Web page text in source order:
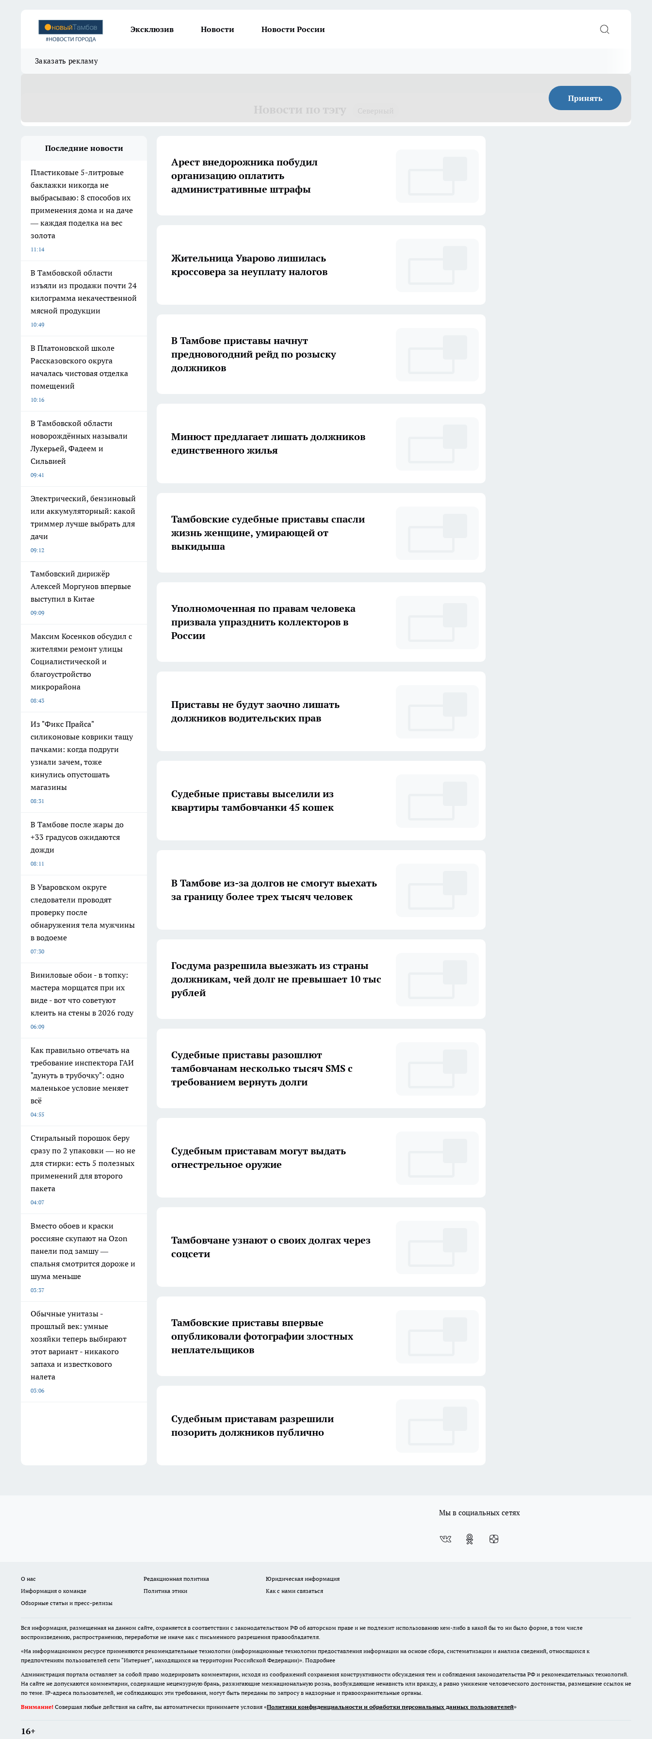
Эксклюзив Новости Новости России
Заказать рекламу
Принять
Последние новости
Пластиковые 5-литровые
баклажки никогда не
выбрасываю: 8 способов их
применения дома и на даче
— каждая поделка на вес
золота
11:14
В Тамбовской области
изъяли из продажи почти 24
килограмма некачественной
мясной продукции
10:49
В Платоновской школе
Рассказовского округа
началась чистовая отделка
помещений
10:16
В Тамбовской области
новорождённых называли
Лукерьей, Фадеем и
Сильвией
09:41
Электрический, бензиновый
или аккумуляторный: какой
триммер лучше выбрать для
дачи
09:12
Тамбовский дирижёр
Алексей Моргунов впервые
выступил в Китае
09:09
Максим Косенков обсудил с
жителями ремонт улицы
Социалистической и
благоустройство
микрорайона
08:43
Из "Фикс Прайса"
силиконовые коврики тащу
пачками: когда подруги
узнали зачем, тоже
кинулись опустошать
магазины
08:31
В Тамбове после жары до
+33 градусов ожидаются
дожди
08:11
В Уваровском округе
следователи проводят
проверку после
обнаружения тела мужчины
в водоеме
07:30
Виниловые обои - в топку:
мастера морщатся при их
виде - вот что советуют
клеить на стены в 2026 году
06:09
Как правильно отвечать на
требование инспектора ГАИ
"дунуть в трубочку": одно
маленькое условие меняет
всё
04:55
Стиральный порошок беру
сразу по 2 упаковки — но не
для стирки: есть 5 полезных
применений для второго
пакета
04:07
Вместо обоев и краски
россияне скупают на Ozon
панели под замшу —
спальня смотрится дороже и
шума меньше
03:37
Обычные унитазы -
прошлый век: умные
хозяйки теперь выбирают
этот вариант - никакого
запаха и известкового
налета
03:06
Арест внедорожника побудил
организацию оплатить
административные штрафы
Жительница Уварово лишилась
кроссовера за неуплату налогов
В Тамбове приставы начнут
предновогодний рейд по розыску
должников
Минюст предлагает лишать должников
единственного жилья
Тамбовские судебные приставы спасли
жизнь женщине, умирающей от
выкидыша
Уполномоченная по правам человека
призвала упразднить коллекторов в
России
Приставы не будут заочно лишать
должников водительских прав
Судебные приставы выселили из
квартиры тамбовчанки 45 кошек
В Тамбове из-за долгов не смогут выехать
за границу более трех тысяч человек
Госдума разрешила выезжать из страны
должникам, чей долг не превышает 10 тыс
рублей
Судебные приставы разошлют
тамбовчанам несколько тысяч SMS с
требованием вернуть долги
Судебным приставам могут выдать
огнестрельное оружие
Тамбовчане узнают о своих долгах через
соцсети
Тамбовские приставы впервые
опубликовали фотографии злостных
неплательщиков
Судебным приставам разрешили
позорить должников публично
Мы в социальных сетях
О нас Редакционная политика
Юридическая информация
Информация о команде
Политика этики
Как с нами связаться
Обзорные статьи и пресс-релизы
Вся информация, размещенная на данном сайте, охраняется в соответствии с законодательством РФ об авторском праве и не подлежит использованию кем-либо в какой бы то ни было форме, в том числе
воспроизведению, распространению, переработке не иначе как с письменного разрешения правообладателя.
«На информационном ресурсе применяются рекомендательные технологии (информационные технологии предоставления информации на основе сбора, систематизации и анализа сведений, относящихся к
предпочтениям пользователей сети "Интернет", находящихся на территории Российской Федерации)». Подробнее
Администрация портала оставляет за собой право модерировать комментарии, исходя из соображений сохранения конструктивности обсуждения тем и соблюдения законодательства РФ и рекомендательных технологий.
На сайте не допускаются комментарии, содержащие нецензурную брань, разжигающие межнациональную рознь, возбуждающие ненависть или вражду, а равно унижение человеческого достоинства, размещение ссылок не
по теме. IP-адреса пользователей, не соблюдающих эти требования, могут быть переданы по запросу в надзорные и правоохранительные органы.
Внимание! Совершая любые действия на сайте, вы автоматически принимаете условия «Политики конфиденциальности и обработки персональных данных пользователей»
16+